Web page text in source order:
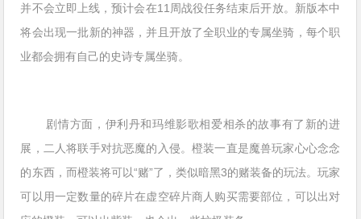
并不会立即上线，预计会在11周战役任务结束后开放。新版本中
将会出现一批新的神器，并且开放了全职业的专属坐骑，每个职
业都会拥有自己的史诗专属坐骑。
剧情方面，伊利丹和玛维影歌相爱相杀的故事有了新的进
展，二人将联手对抗恶魔的入侵。橙装一直是魔兽玩家心心念念
的东西，而橙装将可以“赌”了，类似暗黑3的赌装备的玩法。玩家
可以用一定数量的碎片在虚空碎片商人购买需要部位，可以出对